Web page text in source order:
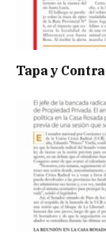
Tapa y